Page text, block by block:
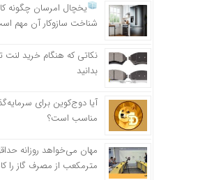
یخچال امرسان چگونه
شناخت سازوکار آن مهم
نکاتی که هنگام خرید لنت
بدانید
مناسب است؟
مهان می‌خواهد روزانه
مترمکعب از مصرف گاز